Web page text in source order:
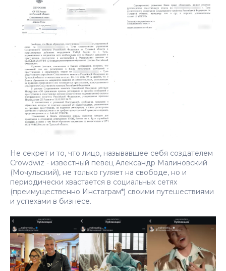
Не секрет и то, что лицо, называвшее себя создателем
Crowdwiz - известный певец Александр Малиновский
(Мочульский), не только гуляет на свободе, но и
периодически хвастается в социальных сетях
(преимущественно Инстаграм*) своими путешествиями
и успехами в бизнесе.